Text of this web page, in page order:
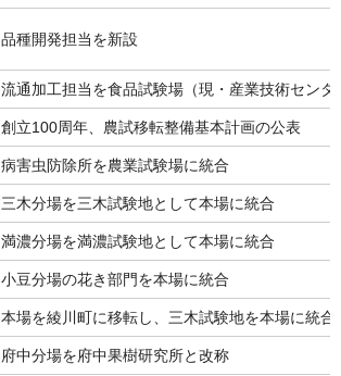
品種開発担当を新設
流通加工担当を食品試験場（現・産業技術セン
創立100周年、農試移転整備基本計画の公表
病害虫防除所を農業試験場に統合
三木分場を三木試験地として本場に統合
満濃分場を満濃試験地として本場に統合
小豆分場の花き部門を本場に統合
本場を綾川町に移転し、三木試験地を本場に統合
府中分場を府中果樹研究所と改称